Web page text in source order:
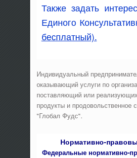
Также задать
Единого
бесплатный).
Индивидуальный
оказывающий услуги по
поставляющий или
продукты и
"Глобал Фудс".
Нормативно-
Федеральные нормативно-